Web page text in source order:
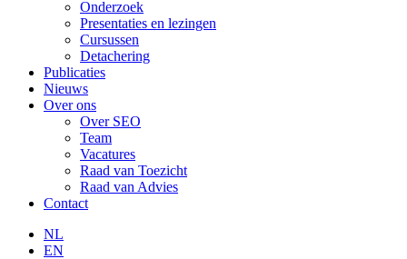
Onderzoek
Presentaties en lezingen
Cursussen
Detachering
Publicaties
Nieuws
Over ons
Over SEO
Team
Vacatures
Raad van Toezicht
Raad van Advies
Contact
NL
EN